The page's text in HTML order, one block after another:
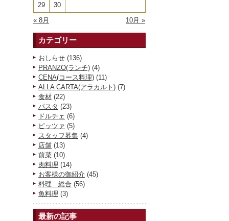
« 8月 10月 »
29
30
カテゴリー
おしらせ (136)
PRANZO(ランチ) (4)
CENA(コース料理) (11)
ALLA CARTA(アラカルト) (7)
食材 (22)
パスタ (23)
ドルチェ (6)
ピッツァ (5)
スタッフ募集 (4)
店舗 (13)
前菜 (10)
肉料理 (14)
お客様の御紹介 (45)
料理 総合 (56)
魚料理 (3)
最新の記事